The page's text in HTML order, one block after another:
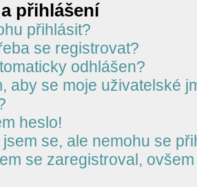
přihlášení
přihlásit?
se registrovat?
odhlášen?
aby se moje uživatelské
heslo!
se, ale nemohu se
se zaregistroval,